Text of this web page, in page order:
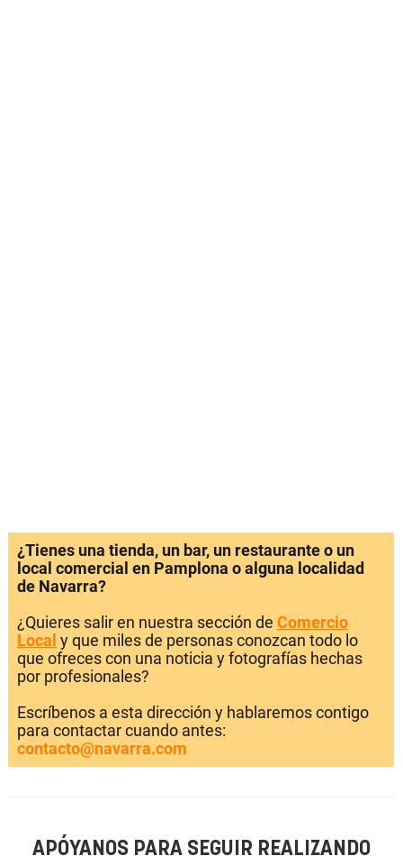
¿Tienes una tienda, un bar, un restaurante o un
local comercial en Pamplona o alguna localidad
de Navarra?
¿Quieres salir en nuestra sección de Comercio
Local y que miles de personas conozcan todo lo
que ofreces con una noticia y fotografías hechas
por profesionales?
Escríbenos a esta dirección y hablaremos contigo
para contactar cuando antes:
contacto@navarra.com
APÓYANOS PARA SEGUIR REALIZANDO